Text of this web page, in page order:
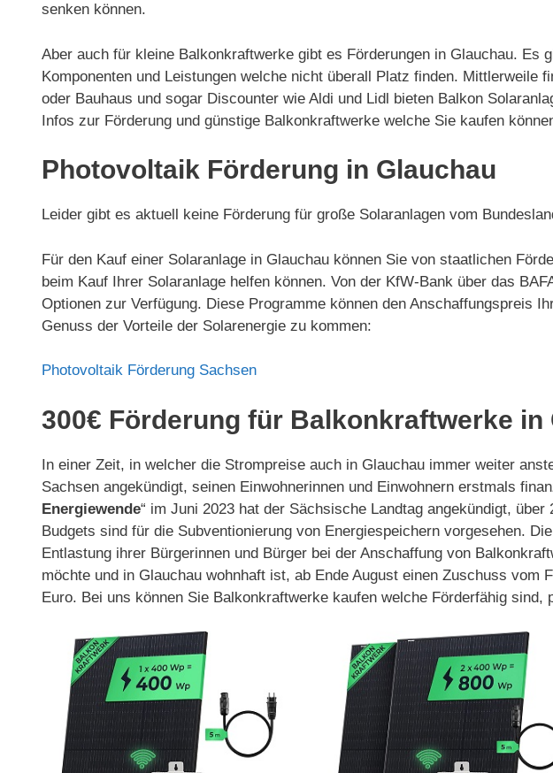
senken können.
Aber auch für kleine Balkonkraftwerke gibt es Förderungen in Glauchau.
Komponenten und Leistungen welche nicht überall Platz finden.
oder Bauhaus und sogar Discounter wie Aldi und Lidl bieten Balkon
Infos zur Förderung und günstige Balkonkraftwerke welche Sie kaufen
Photovoltaik Förderung in Glauchau
Leider gibt es aktuell keine Förderung für große Solaranlagen vom
Für den Kauf einer Solaranlage in Glauchau können Sie von staatlichen
beim Kauf Ihrer Solaranlage helfen können. Von der KfW-Bank über das
Optionen zur Verfügung. Diese Programme können den Anschaffungspreis
Genuss der Vorteile der Solarenergie zu kommen:
Photovoltaik Förderung Sachsen
300€ Förderung für Balkonkraftwerke in
In einer Zeit, in welcher die Strompreise auch in Glauchau immer weiter
Sachsen angekündigt, seinen Einwohnerinnen und Einwohnern erstmals
Energiewende“ im Juni 2023 hat der Sächsische Landtag angekündigt,
Budgets sind für die Subventionierung von Energiespeichern vorgesehen.
Entlastung ihrer Bürgerinnen und Bürger bei der Anschaffung von
möchte und in Glauchau wohnhaft ist, ab Ende August einen Zuschuss
Euro. Bei uns können Sie Balkonkraftwerke kaufen welche Förderfähig sind,